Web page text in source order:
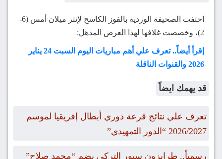
احتفت الصحيفة الوردية بالفوز الكاسح لإنتر ميلان أمس (6-
2)، وخصصت غلافها لهذا العرض المذهل:
إقرأ أيضاً.. تعرف علي أهم مباريات اليوم السبت 24 يناير
2026 والقنوات الناقلة
قد يهمك ايضاً
تعرف علي نتائج قرعة دوري أبطال إفريقيا لموسم
2026/2027 “الدور التمهيدي”
رسمياً.. طرابزون سبور التركي يضم “محمد صلاح”